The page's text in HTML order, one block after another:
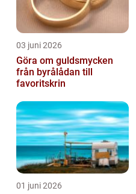
03 juni 2026
Göra om guldsmycken
från byrålådan till
favoritskrin
01 juni 2026